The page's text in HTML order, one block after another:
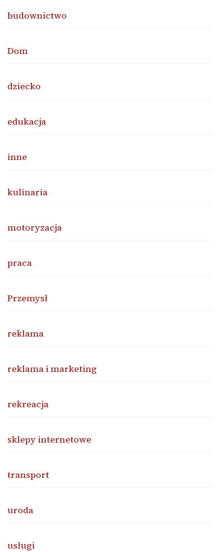
budownictwo
Dom
dziecko
edukacja
inne
kulinaria
motoryzacja
praca
Przemysł
reklama
reklama i marketing
rekreacja
sklepy internetowe
transport
uroda
usługi